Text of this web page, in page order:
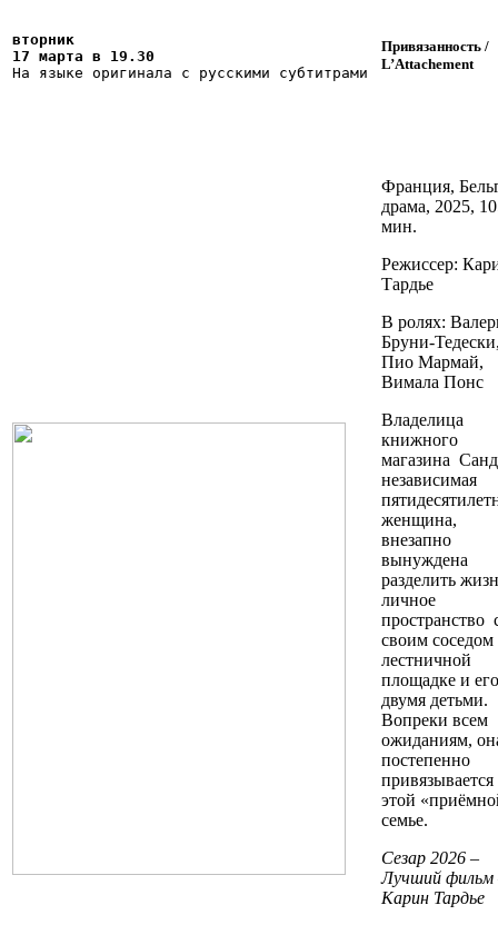
вторник
17 марта в 19.30
На языке оригинала с русскими субтитрами
Привязанность /
L’Attachement
Франция,
драма, 2025,
мин.
Режиссер:
Тардье
В ролях:
Бруни-
Пио Мармай,
Вимала Понс
Владелица
книжного
магазина
независимая
женщина,
внезапно
вынуждена
разделить
личное
пространство
своим соседом
лестничной
площадке и его
двумя детьми.
Вопреки всем
ожиданиям,
постепенно
привязывается
этой
семье.
Сезар 2026 –
Лучший фильм
Карин Тардье